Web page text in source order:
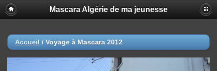
Mascara Algérie de ma jeunesse
Accueil / Voyage à Mascara 2012